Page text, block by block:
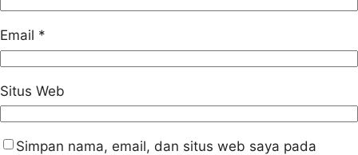
Email *
Situs Web
Simpan nama, email, dan situs web saya pada